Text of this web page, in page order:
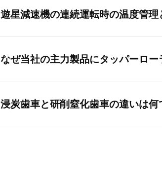
遊星減速機の連続運転時の温度管
なぜ当社の主力製品にタッパーロ
浸炭歯車と研削窒化歯車の違いは何